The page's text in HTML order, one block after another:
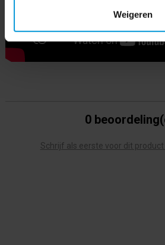
Weigeren
0
Schrijf als eerste voor dit